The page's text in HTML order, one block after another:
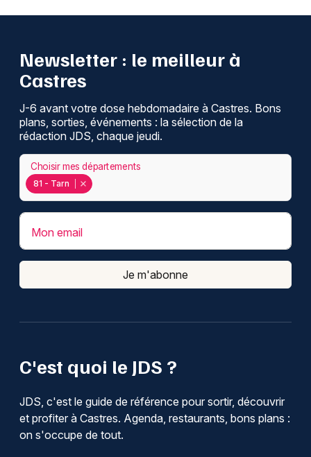
C'est quoi le JDS ?
JDS, c'est le guide de référence pour sortir, découvrir
et profiter à Castres. Agenda, restaurants, bons plans :
on s'occupe de tout.
Newsletter : le meilleur à
Castres
J-6 avant votre dose hebdomadaire à Castres. Bons
plans, sorties, événements : la sélection de la
rédaction JDS, chaque jeudi.
81 - Tarn
Choisir mes départements
Mon email
Je m'abonne